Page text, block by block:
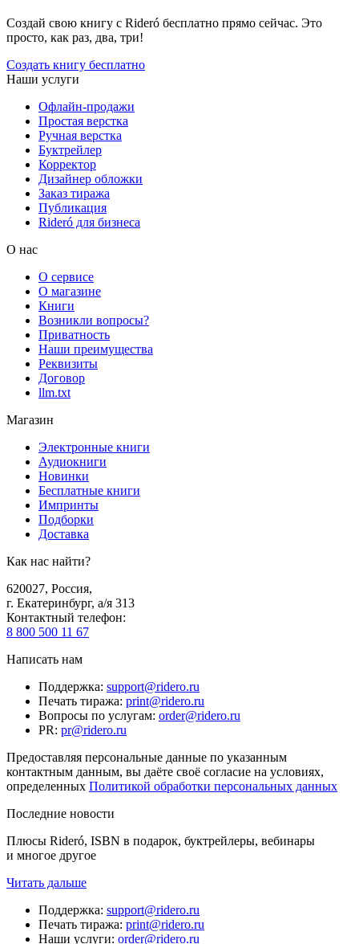
Создай свою книгу с Rideró бесплатно прямо сейчас. Это
просто, как раз, два, три!
Создать книгу бесплатно
Наши услуги
Офлайн-продажи
Простая верстка
Ручная верстка
Буктрейлер
Корректор
Дизайнер обложки
Заказ тиража
Публикация
Rideró для бизнеса
О нас
О сервисе
О магазине
Книги
Возникли вопросы?
Приватность
Наши преимущества
Реквизиты
Договор
llm.txt
Магазин
Электронные книги
Аудиокниги
Новинки
Бесплатные книги
Импринты
Подборки
Доставка
Как нас найти?
620027, Россия,
г. Екатеринбург, а/я 313
Контактный телефон:
8 800 500 11 67
Написать нам
Поддержка: support@ridero.ru
Печать тиража: print@ridero.ru
Вопросы по услугам: order@ridero.ru
PR: pr@ridero.ru
Предоставляя персональные данные по указанным
контактным данным, вы даёте своё согласие на условиях,
определенных Политикой обработки персональных данных
Последние новости
Плюсы Rideró, ISBN в подарок, буктрейлеры, вебинары
и многое другое
Читать дальше
Поддержка: support@ridero.ru
Печать тиража: print@ridero.ru
Наши услуги: order@ridero.ru